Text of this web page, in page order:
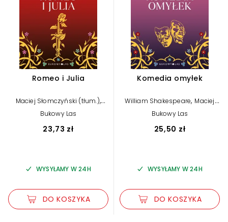
Romeo i Julia
Maciej Słomczyński (tłum.),
William Shakespeare
Bukowy Las
23,73 zł
WYSYŁAMY W 24H
DO KOSZYKA
Komedia omyłek
William Shakespeare, Maciej
Słomczyński (tłum.)
Bukowy Las
25,50 zł
WYSYŁAMY W 24H
DO KOSZYKA